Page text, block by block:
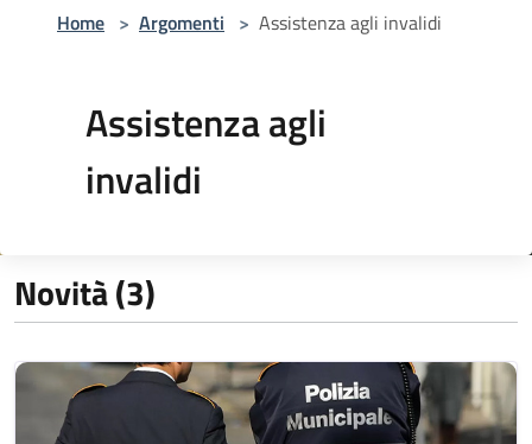
Home > Argomenti > Assistenza agli invalidi
Assistenza agli
invalidi
Novità (3)